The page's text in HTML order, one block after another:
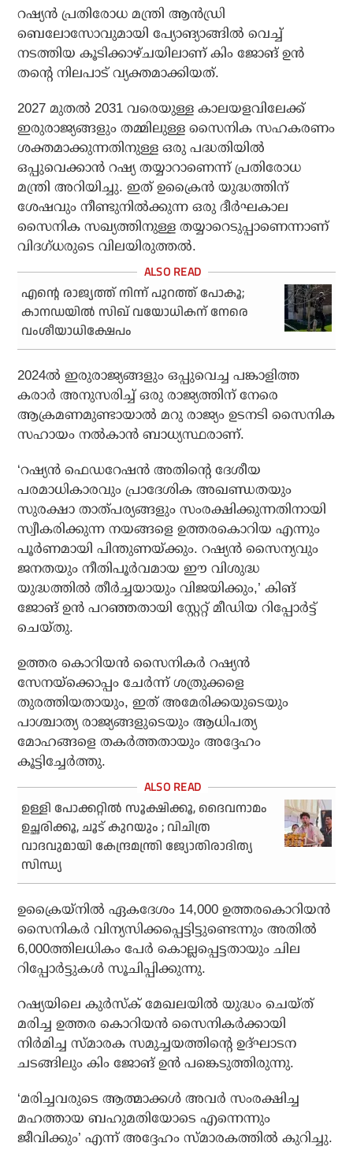
റഷ്യന്‍ പ്രതിരോധ മന്ത്രി ആന്‍ഡ്രി
ബെലോസോവുമായി പ്യോങ്യാങ്ങില്‍ വെച്ച്
നടത്തിയ കൂടിക്കാഴ്ചയിലാണ് കിം ജോങ് ഉന്‍
തന്റെ നിലപാട് വ്യക്തമാക്കിയത്.
2027 മുതല്‍ 2031 വരെയുള്ള കാലയളവിലേക്ക്
ഇരുരാജ്യങ്ങളും തമ്മിലുള്ള സൈനിക സഹകരണം
ശക്തമാക്കുന്നതിനുള്ള ഒരു പദ്ധതിയില്‍
ഒപ്പുവെക്കാന്‍ റഷ്യ തയ്യാറാണെന്ന് പ്രതിരോധ
മന്ത്രി അറിയിച്ചു. ഇത് ഉക്രൈന്‍ യുദ്ധത്തിന്
ശേഷവും നീണ്ടുനില്‍ക്കുന്ന ഒരു ദീര്‍ഘകാല
സൈനിക സഖ്യത്തിനുള്ള തയ്യാറെടുപ്പാണെന്നാണ്
വിദഗ്ധരുടെ വിലയിരുത്തല്‍.
എന്റെ രാജ്യത്ത് നിന്ന് പുറത്ത് പോകൂ;
കാനഡയില്‍ സിഖ് വയോധികന് നേരെ
വംശീയാധിക്ഷേപം
2024ല്‍ ഇരുരാജ്യങ്ങളും ഒപ്പുവെച്ച പങ്കാളിത്ത
കരാര്‍ അനുസരിച്ച് ഒരു രാജ്യത്തിന് നേരെ
ആക്രമണമുണ്ടായാല്‍ മറു രാജ്യം ഉടനടി സൈനിക
സഹായം നല്‍കാന്‍ ബാധ്യസ്ഥരാണ്.
‘റഷ്യന്‍ ഫെഡറേഷന്‍ അതിന്റെ ദേശീയ
പരമാധികാരവും പ്രാദേശിക അഖണ്ഡതയും
സുരക്ഷാ താത്പര്യങ്ങളും സംരക്ഷിക്കുന്നതിനായി
സ്വീകരിക്കുന്ന നയങ്ങളെ ഉത്തരകൊറിയ എന്നും
പൂര്‍ണമായി പിന്തുണയ്ക്കും. റഷ്യന്‍ സൈന്യവും
ജനതയും നീതിപൂര്‍വമായ ഈ വിശുദ്ധ
യുദ്ധത്തില്‍ തീര്‍ച്ചയായും വിജയിക്കും,’ കിങ്
ജോങ് ഉന്‍ പറഞ്ഞതായി സ്റ്റേറ്റ് മീഡിയ റിപ്പോര്‍ട്ട്
ചെയ്തു.
ഉത്തര കൊറിയന്‍ സൈനികര്‍ റഷ്യന്‍
സേനയ്ക്കൊപ്പം ചേര്‍ന്ന് ശത്രുക്കളെ
തുരത്തിയതായും, ഇത് അമേരിക്കയുടെയും
പാശ്ചാത്യ രാജ്യങ്ങളുടെയും ആധിപത്യ
മോഹങ്ങളെ തകര്‍ത്തതായും അദ്ദേഹം
കൂട്ടിച്ചേര്‍ത്തു.
ഉള്ളി പോക്കറ്റില്‍ സൂക്ഷിക്കൂ, ദൈവനാമം
ഉച്ഛരിക്കൂ, ചൂട് കുറയും ; വിചിത്ര
വാദവുമായി കേന്ദ്രമന്ത്രി ജ്യോതിരാദിത്യ
സിന്ധ്യ
ഉക്രൈയ്‌നില്‍ ഏകദേശം 14,000 ഉത്തരകൊറിയന്‍
സൈനികര്‍ വിന്യസിക്കപ്പെട്ടിട്ടുണ്ടെന്നും അതില്‍
6,000ത്തിലധികം പേര്‍ കൊല്ലപ്പെട്ടതായും ചില
റിപ്പോര്‍ട്ടുകള്‍ സൂചിപ്പിക്കുന്നു.
റഷ്യയിലെ കുര്‍സ്‌ക് മേഖലയില്‍ യുദ്ധം ചെയ്ത്
മരിച്ച ഉത്തര കൊറിയന്‍ സൈനികര്‍ക്കായി
നിര്‍മിച്ച സ്മാരക സമുച്ചയത്തിന്റെ ഉദ്ഘാടന
ചടങ്ങിലും കിം ജോങ് ഉന്‍ പങ്കെടുത്തിരുന്നു.
‘മരിച്ചവരുടെ ആത്മാക്കള്‍ അവര്‍ സംരക്ഷിച്ച
മഹത്തായ ബഹുമതിയോടെ എന്നെന്നും
ജീവിക്കും’ എന്ന് അദ്ദേഹം സ്മാരകത്തില്‍ കുറിച്ചു.